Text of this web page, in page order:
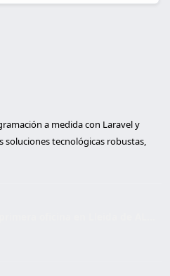
a medida con Laravel y
soluciones tecnológicas robustas,